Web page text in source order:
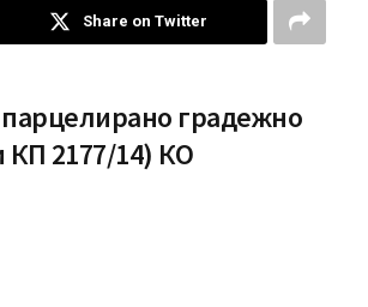
Share on Twitter
градежно
КП 2177/14) КО